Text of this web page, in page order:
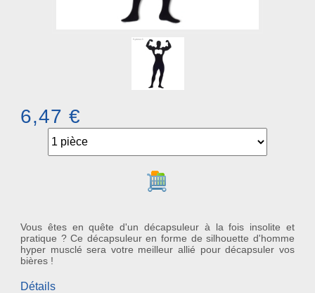
6,47 €
Ajouter au panier
Vous êtes en quête d'un décapsuleur à la fois insolite et
pratique ? Ce décapsuleur en forme de silhouette d'homme
hyper musclé sera votre meilleur allié pour décapsuler vos
bières !
Détails